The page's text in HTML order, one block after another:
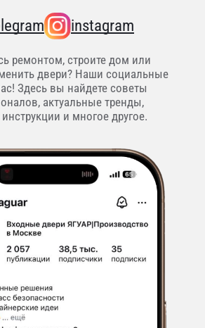
instagram
ремонтом, строите дом или
двери? Наши социальные
Здесь вы найдете советы
актуальные тренды,
и многое другое.